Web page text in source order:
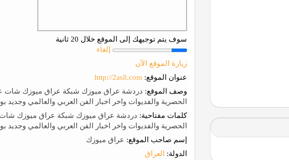
سوف يتم توجيهك إلى الموقع خلال 20 ثانية
إلغاء
زيارة الموقع الآن
عنوان الموقع: http://2asll.com
وصف الموقع: دردشة عراق ميوزك شبكة عراق ميوزك شات
الحصرية والفديوات واخر اخبار الفن العربي والعالمي وجديد
كلمات مفتاحية: دردشة عراق ميوزك شبكة عراق ميوزك شات
الحصرية والفديوات واخر اخبار الفن العربي والعالمي وجديد
إسم صاحب الموقع: عراق ميوزك
الدولة:
العراق